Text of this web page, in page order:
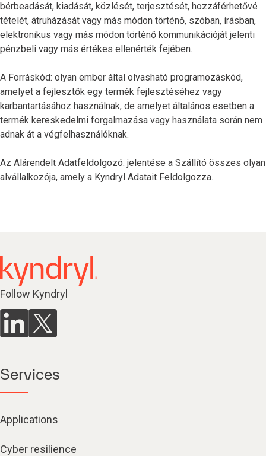
bérbeadását, kiadását, közlését, terjesztését, hozzáférhetővé
tételét, átruházását vagy más módon történő, szóban, írásban,
elektronikus vagy más módon történő kommunikációját jelenti
pénzbeli vagy más értékes ellenérték fejében.
A Forráskód: olyan ember által olvasható programozáskód,
amelyet a fejlesztők egy termék fejlesztéséhez vagy
karbantartásához használnak, de amelyet általános esetben a
termék kereskedelmi forgalmazása vagy használata során nem
adnak át a végfelhasználóknak.
Az Alárendelt Adatfeldolgozó: jelentése a Szállító összes olyan
alvállalkozója, amely a Kyndryl Adatait Feldolgozza.
Follow Kyndryl
Services
Applications
Cyber resilience